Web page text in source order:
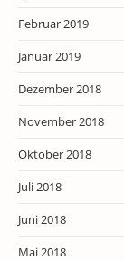
Februar 2019
Januar 2019
Dezember 2018
November 2018
Oktober 2018
Juli 2018
Juni 2018
Mai 2018